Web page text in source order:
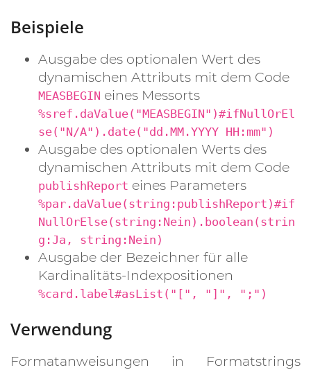
Beispiele
Ausgabe des optionalen Wert des
dynamischen Attributs mit dem Code
MEASBEGIN eines Messorts
%sref.daValue("MEASBEGIN")#ifNullOrEl
se("N/A").date("dd.MM.YYYY HH:mm")
Ausgabe des optionalen Werts des
dynamischen Attributs mit dem Code
publishReport eines Parameters
%par.daValue(string:publishReport)#if
NullOrElse(string:Nein).boolean(strin
g:Ja, string:Nein)
Ausgabe der Bezeichner für alle
Kardinalitäts-Indexpositionen
%card.label#asList("[", "]", ";")
Verwendung
Formatanweisungen in Formatstrings